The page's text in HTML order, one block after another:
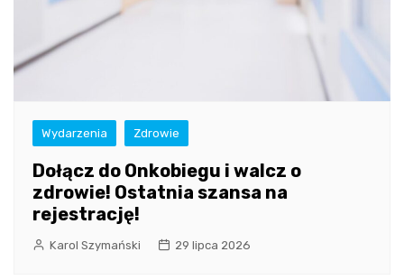
Wydarzenia Zdrowie
Dołącz do Onkobiegu i walcz o
zdrowie! Ostatnia szansa na
rejestrację!
Karol Szymański 29 lipca 2026